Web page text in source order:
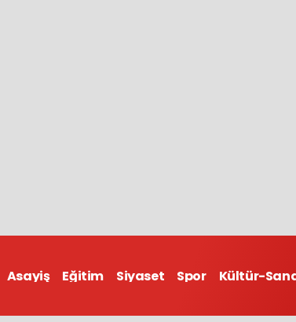
Asayiş Eğitim Siyaset Spor Kültür-